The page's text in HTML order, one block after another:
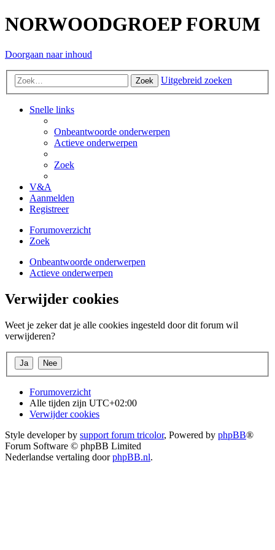
NORWOODGROEP FORUM
Doorgaan naar inhoud
Zoek Uitgebreid zoeken
Snelle links
Onbeantwoorde onderwerpen
Actieve onderwerpen
Zoek
V&A
Aanmelden
Registreer
Forumoverzicht
Zoek
Onbeantwoorde onderwerpen
Actieve onderwerpen
Verwijder cookies
Weet je zeker dat je alle cookies ingesteld door dit forum wil
verwijderen?
Forumoverzicht
Alle tijden zijn UTC+02:00
Verwijder cookies
Style developer by support forum tricolor, Powered by phpBB®
Forum Software © phpBB Limited
Nederlandse vertaling doorphpBB.nl.